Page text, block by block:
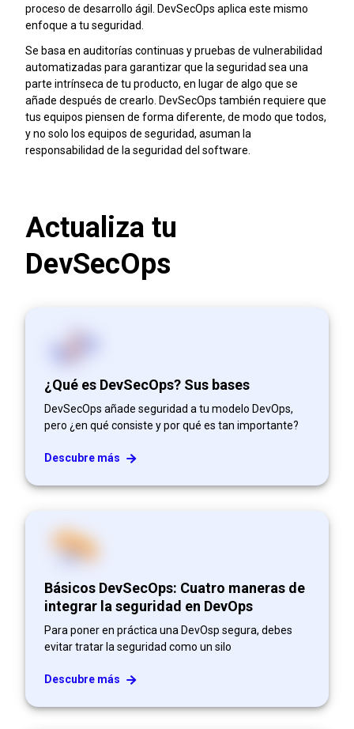
proceso de desarrollo ágil. DevSecOps aplica este mismo
enfoque a tu seguridad.
Se basa en auditorías continuas y pruebas de vulnerabilidad
automatizadas para garantizar que la seguridad sea una
parte intrínseca de tu producto, en lugar de algo que se
añade después de crearlo. DevSecOps también requiere que
tus equipos piensen de forma diferente, de modo que todos,
y no solo los equipos de seguridad, asuman la
responsabilidad de la seguridad del software.
Actualiza tu
DevSecOps
¿Qué es DevSecOps? Sus bases
DevSecOps añade seguridad a tu modelo DevOps,
pero ¿en qué consiste y por qué es tan importante?
Descubre más
Básicos DevSecOps: Cuatro maneras de
integrar la seguridad en DevOps
Para poner en práctica una DevOsp segura, debes
evitar tratar la seguridad como un silo
Descubre más